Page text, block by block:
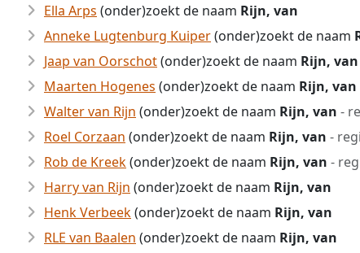
Ella Arps (onder)zoekt de naam Rijn, van
Anneke Lugtenburg Kuiper(onder)zoekt de naam
Jaap van Oorschot(onder)zoekt de naam Rijn, van
Maarten Hogenes (onder)zoekt de naam Rijn, van
Walter van Rijn (onder)zoekt de naam Rijn, van -
Roel Corzaan (onder)zoekt de naam Rijn, van -
Rob de Kreek(onder)zoekt de naam Rijn, van -
Harry van Rijn (onder)zoekt de naam Rijn, van
Henk Verbeek(onder)zoekt de naam Rijn, van
RLE van Baalen (onder)zoekt de naam Rijn, van